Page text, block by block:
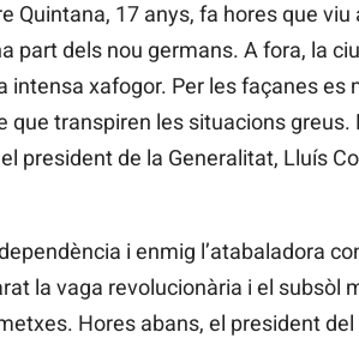
Quintana, 17 anys, fa hores que
part dels nou germans. A fora, la
xafogor. Per les façanes es
que transpiren les situacions
president de la Generalitat, Lluís
i enmig l’atabaladora
la vaga revolucionària i el
Hores abans, el president